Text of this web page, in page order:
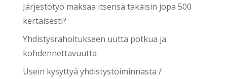
Järjestötyö maksaa itsensä takaisin jopa 500
kertaisesti?
Yhdistysrahoitukseen uutta potkua ja
kohdennettavuutta
Usein kysyttyä yhdistystoiminnasta /